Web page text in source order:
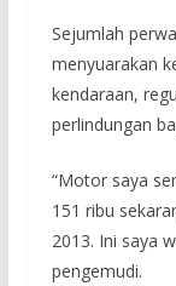
Sejumlah
menyuarakan
kendaraan,
perlindungan
“Motor saya
151 ribu
2013. Ini saya
pengemudi.